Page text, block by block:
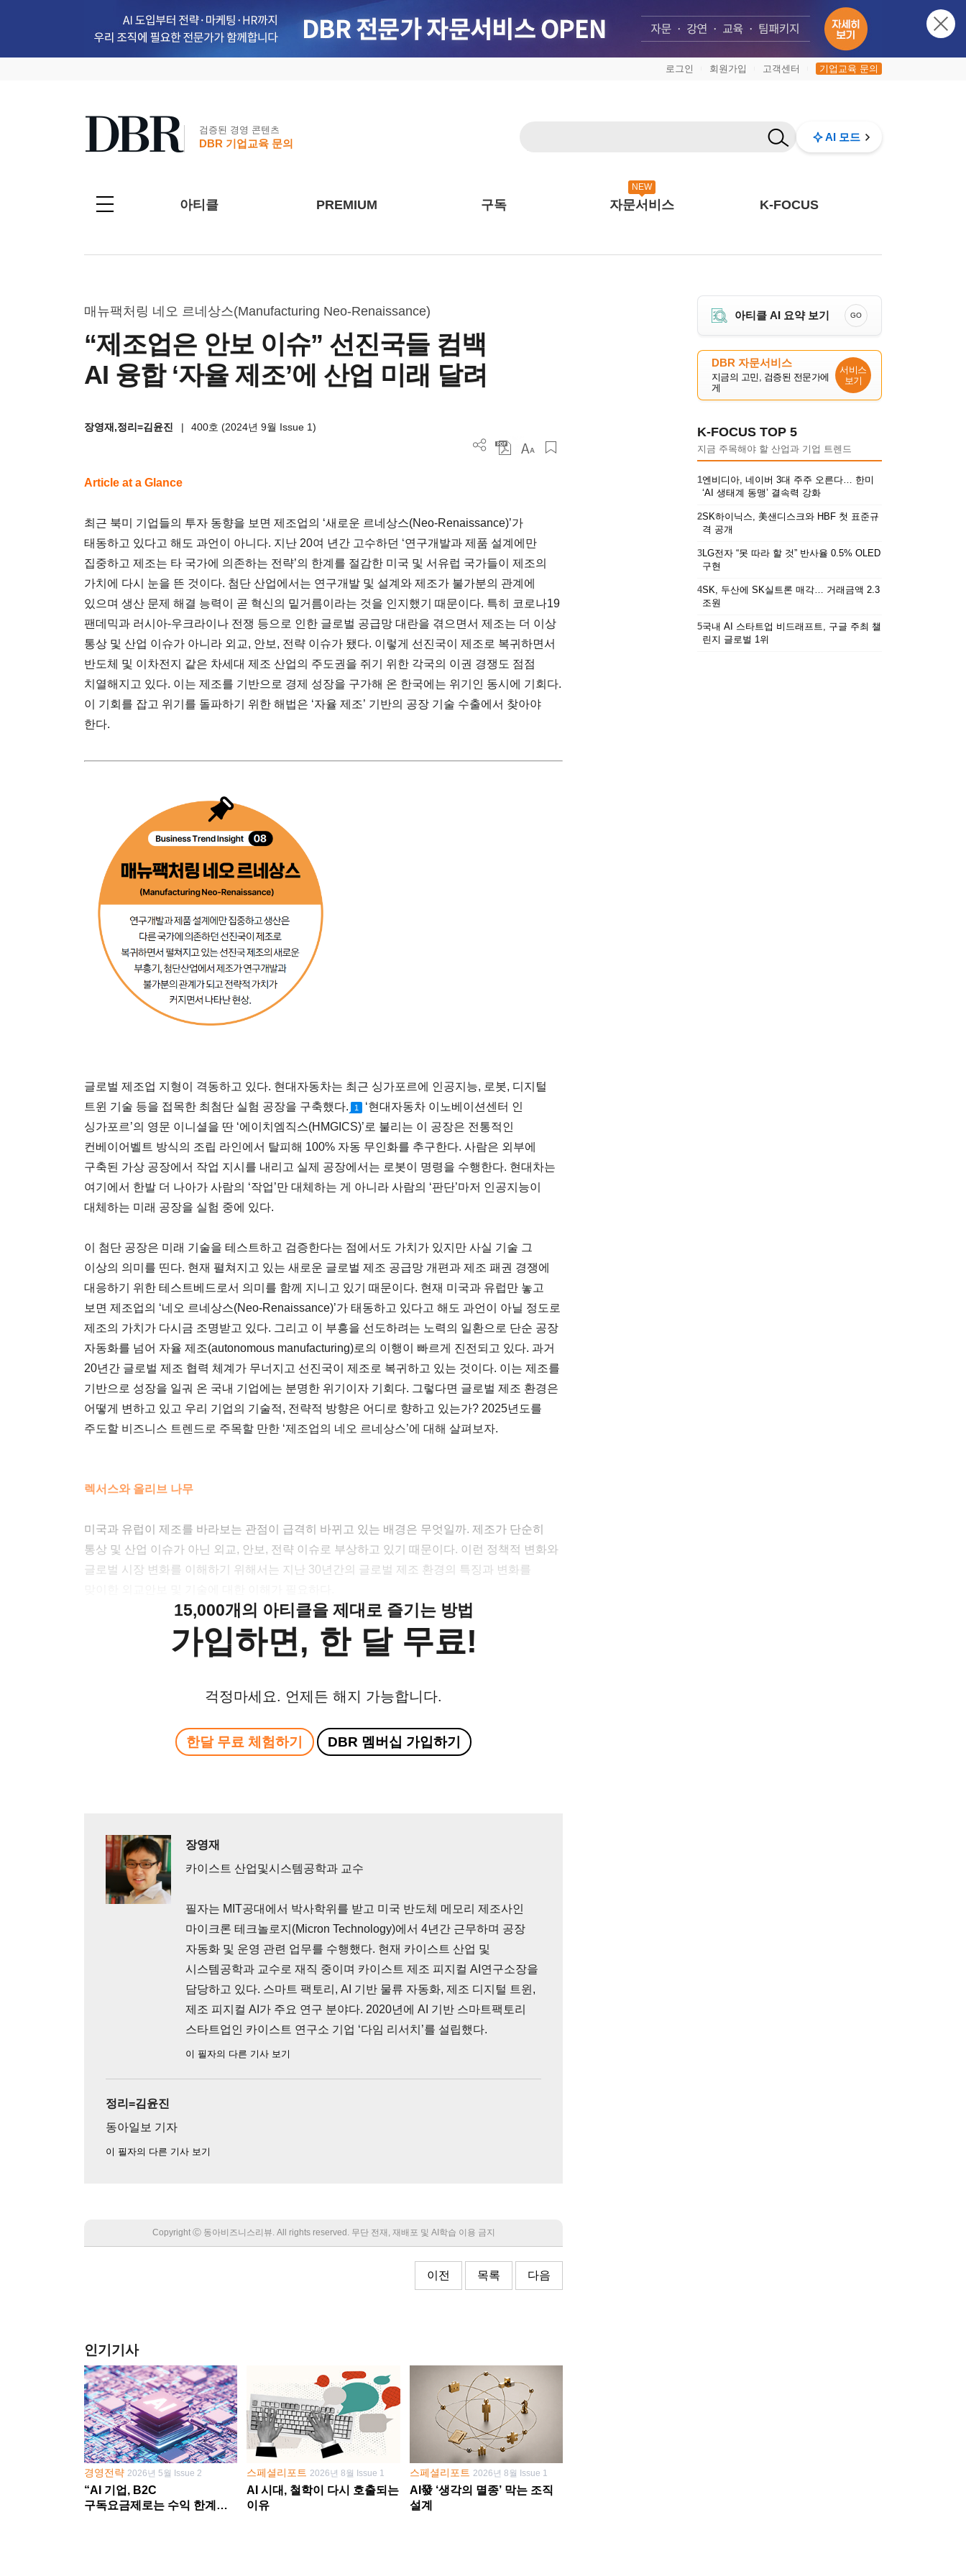
로그인 회원가입 고객센터 기업교육 문의
검증된 경영 콘텐츠
DBR 기업교육 문의
AI 모드
아티클 PREMIUM 구독
NEW
자문서비스 K-FOCUS
매뉴팩처링 네오 르네상스(Manufacturing Neo-Renaissance)
“제조업은 안보 이슈” 선진국들 컴백
AI 융합 ‘자율 제조’에 산업 미래 달려
장영재,정리=김윤진 | 400호 (2024년 9월 Issue 1)
Article at a Glance
최근 북미 기업들의 투자 동향을 보면 제조업의 ‘새로운 르네상스(Neo-Renaissance)’가
태동하고 있다고 해도 과언이 아니다. 지난 20여 년간 고수하던 ‘연구개발과 제품 설계에만
집중하고 제조는 타 국가에 의존하는 전략’의 한계를 절감한 미국 및 서유럽 국가들이 제조의
가치에 다시 눈을 뜬 것이다. 첨단 산업에서는 연구개발 및 설계와 제조가 불가분의 관계에
있으며 생산 문제 해결 능력이 곧 혁신의 밑거름이라는 것을 인지했기 때문이다. 특히 코로나19
팬데믹과 러시아-우크라이나 전쟁 등으로 인한 글로벌 공급망 대란을 겪으면서 제조는 더 이상
통상 및 산업 이슈가 아니라 외교, 안보, 전략 이슈가 됐다. 이렇게 선진국이 제조로 복귀하면서
반도체 및 이차전지 같은 차세대 제조 산업의 주도권을 쥐기 위한 각국의 이권 경쟁도 점점
치열해지고 있다. 이는 제조를 기반으로 경제 성장을 구가해 온 한국에는 위기인 동시에 기회다.
이 기회를 잡고 위기를 돌파하기 위한 해법은 ‘자율 제조’ 기반의 공장 기술 수출에서 찾아야
한다.
글로벌 제조업 지형이 격동하고 있다. 현대자동차는 최근 싱가포르에 인공지능, 로봇, 디지털
트윈 기술 등을 접목한 최첨단 실험 공장을 구축했다.
1
‘현대자동차 이노베이션센터 인
싱가포르’의 영문 이니셜을 딴 ‘에이치엠직스(HMGICS)’로 불리는 이 공장은 전통적인
컨베이어벨트 방식의 조립 라인에서 탈피해 100% 자동 무인화를 추구한다. 사람은 외부에
구축된 가상 공장에서 작업 지시를 내리고 실제 공장에서는 로봇이 명령을 수행한다. 현대차는
여기에서 한발 더 나아가 사람의 ‘작업’만 대체하는 게 아니라 사람의 ‘판단’마저 인공지능이
대체하는 미래 공장을 실험 중에 있다.
이 첨단 공장은 미래 기술을 테스트하고 검증한다는 점에서도 가치가 있지만 사실 기술 그
이상의 의미를 띤다. 현재 펼쳐지고 있는 새로운 글로벌 제조 공급망 개편과 제조 패권 경쟁에
대응하기 위한 테스트베드로서 의미를 함께 지니고 있기 때문이다. 현재 미국과 유럽만 놓고
보면 제조업의 ‘네오 르네상스(Neo-Renaissance)’가 태동하고 있다고 해도 과언이 아닐 정도로
제조의 가치가 다시금 조명받고 있다. 그리고 이 부흥을 선도하려는 노력의 일환으로 단순 공장
자동화를 넘어 자율 제조(autonomous manufacturing)로의 이행이 빠르게 진전되고 있다. 과거
20년간 글로벌 제조 협력 체계가 무너지고 선진국이 제조로 복귀하고 있는 것이다. 이는 제조를
기반으로 성장을 일궈 온 국내 기업에는 분명한 위기이자 기회다. 그렇다면 글로벌 제조 환경은
어떻게 변하고 있고 우리 기업의 기술적, 전략적 방향은 어디로 향하고 있는가? 2025년도를
주도할 비즈니스 트렌드로 주목할 만한 ‘제조업의 네오 르네상스’에 대해 살펴보자.
렉서스와 올리브 나무
미국과 유럽이 제조를 바라보는 관점이 급격히 바뀌고 있는 배경은 무엇일까. 제조가 단순히
통상 및 산업 이슈가 아닌 외교, 안보, 전략 이슈로 부상하고 있기 때문이다. 이런 정책적 변화와
글로벌 시장 변화를 이해하기 위해서는 지난 30년간의 글로벌 제조 환경의 특징과 변화를
15,000개의 아티클을 제대로 즐기는 방법
가입하면, 한 달 무료!
걱정마세요. 언제든 해지 가능합니다.
한달 무료 체험하기 DBR 멤버십 가입하기
장영재
카이스트 산업및시스템공학과 교수
필자는 MIT공대에서 박사학위를 받고 미국 반도체 메모리 제조사인
마이크론 테크놀로지(Micron Technology)에서 4년간 근무하며 공장
자동화 및 운영 관련 업무를 수행했다. 현재 카이스트 산업 및
시스템공학과 교수로 재직 중이며 카이스트 제조 피지컬 AI연구소장을
담당하고 있다. 스마트 팩토리, AI 기반 물류 자동화, 제조 디지털 트윈,
제조 피지컬 AI가 주요 연구 분야다. 2020년에 AI 기반 스마트팩토리
스타트업인 카이스트 연구소 기업 ‘다임 리서치’를 설립했다.
이 필자의 다른 기사 보기
정리=김윤진
동아일보 기자
이 필자의 다른 기사 보기
Copyright Ⓒ 동아비즈니스리뷰. All rights reserved. 무단 전재, 재배포 및 AI학습 이용 금지
이전 목록 다음
인기기사
경영전략 2026년 5월 Issue 2
“AI 기업, B2C
구독요금제로는 수익 한계
스페셜리포트2026년 8월 Issue 1
AI 시대, 철학이 다시 호출되는
이유
스페셜리포트 2026년 8월 Issue 1
AI發 ‘생각의 멸종’ 막는 조직
설계
아티클 AI 요약 보기 GO
DBR 자문서비스
지금의 고민, 검증된 전문가에
게
서비스
보기
K-FOCUS TOP 5
지금 주목해야 할 산업과 기업 트렌드
1엔비디아, 네이버 3대 주주 오른다… 한미
‘AI 생태계 동맹’ 결속력 강화
2SK하이닉스, 美샌디스크와 HBF 첫 표준규
격 공개
3LG전자 “못 따라 할 것” 반사율 0.5% OLED
구현
4SK, 두산에 SK실트론 매각… 거래금액 2.3
조원
5국내 AI 스타트업 비드래프트, 구글 주최 챌
린지 글로벌 1위